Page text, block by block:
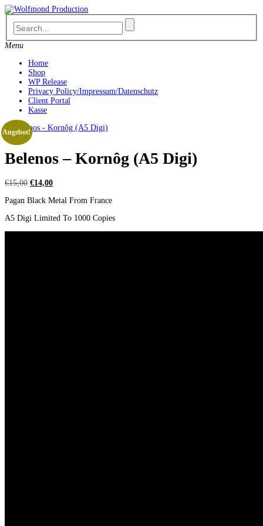
Skip
to
content
Menu
Home
Shop
WP Release
Privacy Policy/Impressum/Datenschutz
Client Portal
Kasse
Angebot!
Belenos – Kornôg (A5 Digi)
€15,00 Ursprünglicher
war:
€14,00Aktueller
ist:
Pagan Black Metal From France
A5 Digi Limited To 1000 Copies